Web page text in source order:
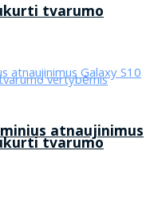
tvarumo
tvarumo
atnaujinimus